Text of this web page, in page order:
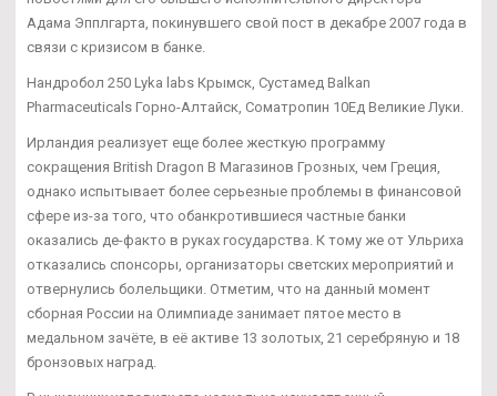
Адама Эпплгарта, покинувшего свой пост в декабре 2007 года в
связи с кризисом в банке.
Нандробол 250 Lyka labs Крымск, Сустамед Balkan
Pharmaceuticals Горно-Алтайск, Cоматропин 10Ед Великие Луки.
Ирландия реализует еще более жесткую программу
сокращения British Dragon В Магазинов Грозных, чем Греция,
однако испытывает более серьезные проблемы в финансовой
сфере из-за того, что обанкротившиеся частные банки
оказались де-факто в руках государства. К тому же от Ульриха
отказались спонсоры, организаторы светских мероприятий и
отвернулись болельщики. Отметим, что на данный момент
сборная России на Олимпиаде занимает пятое место в
медальном зачёте, в её активе 13 золотых, 21 серебряную и 18
бронзовых наград.